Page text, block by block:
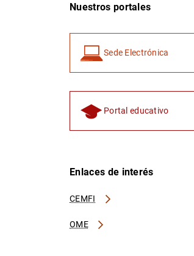
Nuestros portales
Sede Electrónica
Portal educativo
Enlaces de interés
CEMFI
OME